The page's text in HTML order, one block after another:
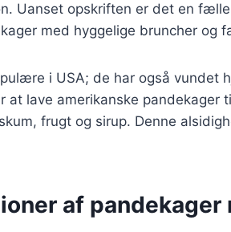
Uanset opskriften er det en
med hyggelige bruncher og
i USA; de har også vundet
at lave amerikanske pandekager
frugt og sirup. Denne
af pandekager